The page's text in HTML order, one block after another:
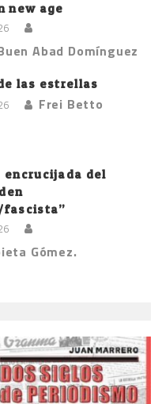
new age
Abad Domínguez
las estrellas
Frei Betto
encrucijada del
Gómez.